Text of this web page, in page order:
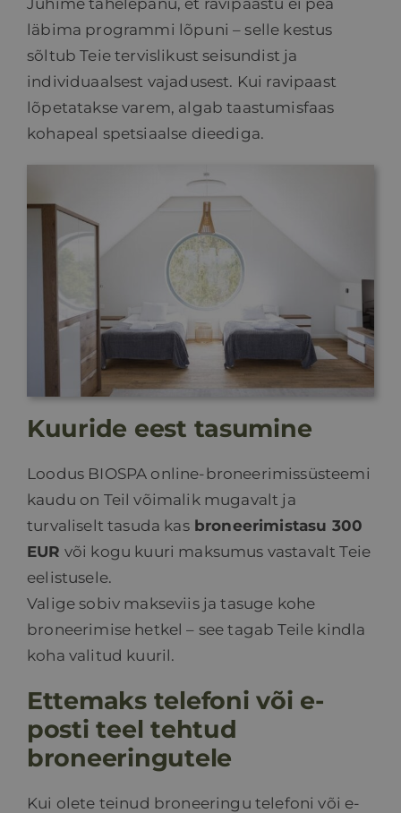
Juhime tähelepanu, et ravipaastu ei pea
läbima programmi lõpuni – selle kestus
sõltub Teie tervislikust seisundist ja
individuaalsest vajadusest. Kui ravipaast
lõpetatakse varem, algab taastumisfaas
kohapeal spetsiaalse dieediga.
Kuuride eest tasumine
Loodus BIOSPA online-broneerimissüsteemi
kaudu on Teil võimalik mugavalt ja
turvaliselt tasuda kasbroneerimistasu 300
EUR või kogu kuuri maksumus vastavalt Teie
eelistusele.
Valige sobiv makseviis ja tasuge kohe
broneerimise hetkel – see tagab Teile kindla
koha valitud kuuril.
Ettemaks telefoni või e-
posti teel tehtud
broneeringutele
Kui olete teinud broneeringu telefoni või e-